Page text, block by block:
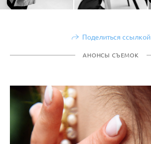
Поделиться ссылкой
АНОНСЫ СЪЕМОК